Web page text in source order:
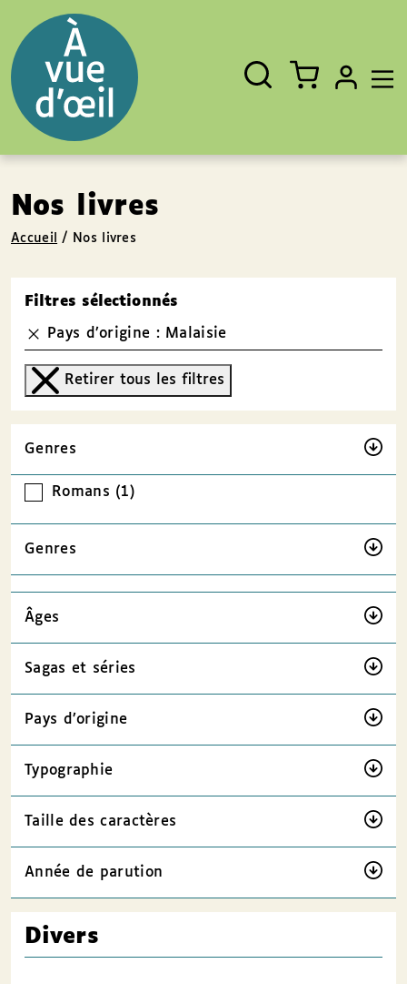
Fermer
Rechercher
un
livre,
un
auteur,
un
EAN
Nos livres
Accueil / Nos livres
Filtres sélectionnés
Pays d’origine : Malaisie
Retirer tous les filtres
Genres
Romans (1)
Genres
Âges
Sagas et séries
Pays d’origine
Typographie
Taille des caractères
Année de parution
Divers